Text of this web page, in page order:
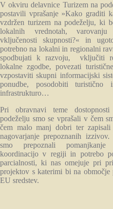
V okviru delavnice Turizem na
postavili vprašanje »Kako graditi
vzdržen turizem na podeželju, ki
lokalnih vrednotah,
vključenosti skupnosti?« in
potrebno na lokalni in regionalni
spodbujati k razvoju, vključiti
lokalne zgodbe, povezati
vzpostaviti skupni informacijski
ponudbe, posodobiti turistično
infrastrukturo…
Pri obravnavi teme
podeželju smo se vprašali v čem
čem malo manj dobri ter zapisali
nagovarjanje prepoznanih
smo prepoznali
koordinacijo v regiji in potrebo
parcialnosti, ki nas omejuje pri
projektov s katerimi bi na območje
EU sredstev.